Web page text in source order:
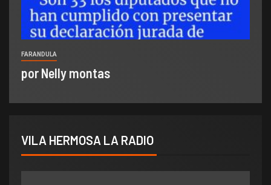
FARANDULA
por Nelly montas
VILA HERMOSA LA RADIO